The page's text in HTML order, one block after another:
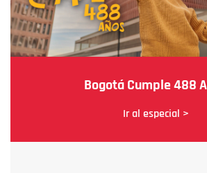
Bogotá Cumple 488
Ir al especial >